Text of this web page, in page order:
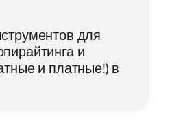
для
и
и платные!) в